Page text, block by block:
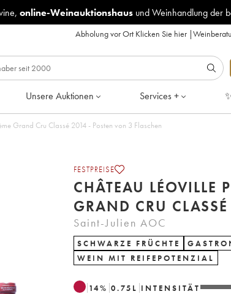
online-Weinauktionshausund Weinhandlung der
Abholung vor Ort Klicken Sie hier|
Unsere Auktionen Services +
Château Léoville Poyferré 2ème Grand Cru Classé 2014 - Posten von 3 Flaschen
FESTPREISE
CHÂTEAU LÉOVILLE
Saint-Julien AOC
SCHWARZE FRÜCHTE
WEIN MIT REIFEPOTENZIAL
14% 0.75 L INTENSITÄT